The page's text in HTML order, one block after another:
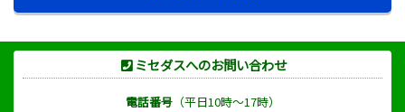
ミセダスへのお問い合わせ
電話番号（平日10時～17時）